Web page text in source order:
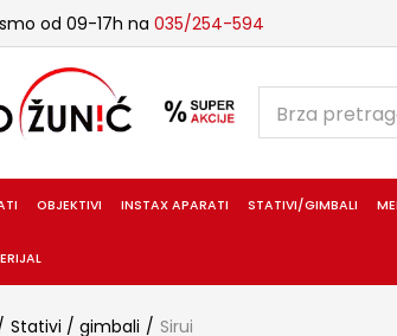
od 09-17h na 035/254-594
OBJEKTIVI INSTAX APARATI STATIVI/GIMBALI
Stativi / gimbali Sirui